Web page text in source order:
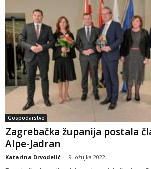
Gospodarstvo
Zagrebačka županija postala
Alpe-Jadran
Katarina Drvodelić - 9. ožujka 2022